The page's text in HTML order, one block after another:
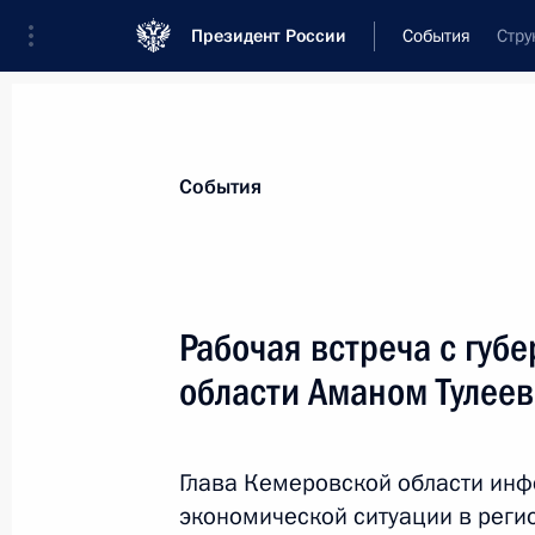
Президент России События
Новости
Встреча с Александрой
События
Рабочая встреча с
области Аманом
Глава Кемеровской области
экономической ситуации в